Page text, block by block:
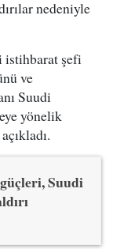
nedeniyle
istihbarat şefi
ve
Suudi
yönelik
Suudi